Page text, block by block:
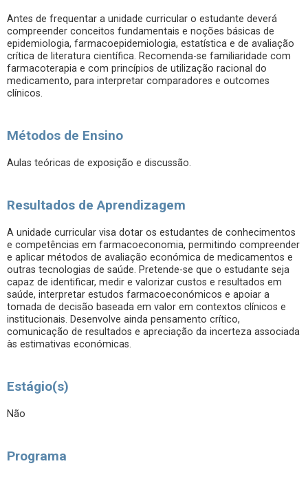
Antes de frequentar a unidade curricular o estudante deverá
compreender conceitos fundamentais e noções básicas de
epidemiologia, farmacoepidemiologia, estatística e de avaliação
crítica de literatura científica. Recomenda-se familiaridade com
farmacoterapia e com princípios de utilização racional do
medicamento, para interpretar comparadores e outcomes
clínicos.
Métodos de Ensino
Aulas teóricas de exposição e discussão.
Resultados de Aprendizagem
A unidade curricular visa dotar os estudantes de conhecimentos
e competências em farmacoeconomia, permitindo compreender
e aplicar métodos de avaliação económica de medicamentos e
outras tecnologias de saúde. Pretende-se que o estudante seja
capaz de identificar, medir e valorizar custos e resultados em
saúde, interpretar estudos farmacoeconómicos e apoiar a
tomada de decisão baseada em valor em contextos clínicos e
institucionais. Desenvolve ainda pensamento crítico,
comunicação de resultados e apreciação da incerteza associada
às estimativas económicas.
Estágio(s)
Não
Programa